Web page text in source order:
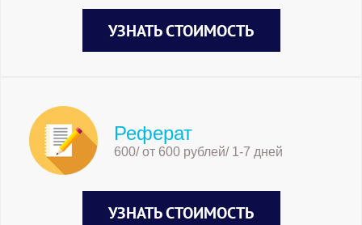
УЗНАТЬ СТОИМОСТЬ
Реферат
600/ от 600 рублей/ 1-7 дней
УЗНАТЬ СТОИМОСТЬ